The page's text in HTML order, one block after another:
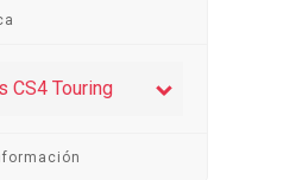
CS4 Touring